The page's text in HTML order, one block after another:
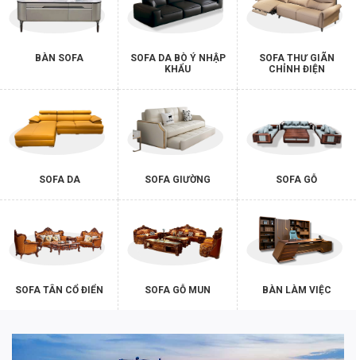
BÀN SOFA
SOFA DA BÒ Ý NHẬP
KHẨU
SOFA THƯ GIÃN
CHỈNH ĐIỆN
SOFA DA SOFA GIƯỜNG SOFA GỖ
SOFA TÂN CỔ ĐIỂN SOFA GỖ MUN BÀN LÀM VIỆC